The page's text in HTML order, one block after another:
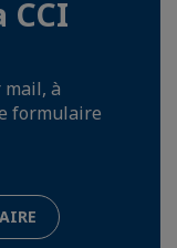
CCI
à
formulaire